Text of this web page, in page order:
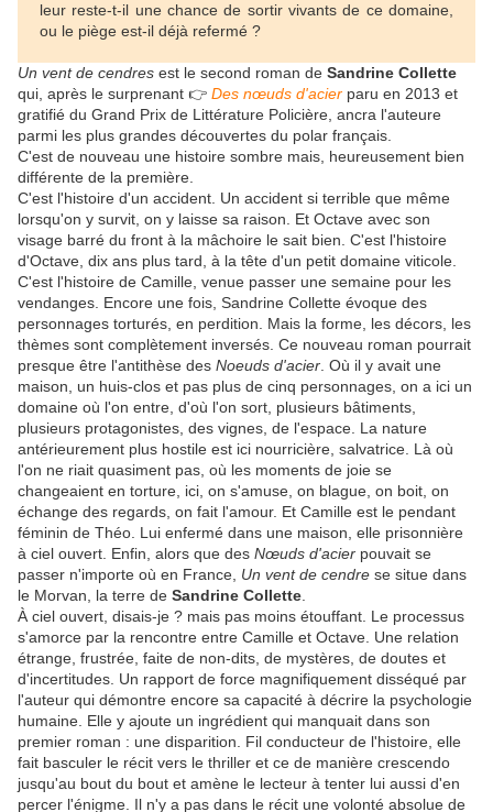
leur reste-t-il une chance de sortir vivants de ce domaine,
ou le piège est-il déjà refermé ?
Un vent de cendres est le second roman de Sandrine Collette
qui, après le surprenant 👉 Des nœuds d'acier paru en 2013 et
gratifié du Grand Prix de Littérature Policière, ancra l'auteure
parmi les plus grandes découvertes du polar français.
C'est de nouveau une histoire sombre mais, heureusement bien
différente de la première.
C'est l'histoire d'un accident. Un accident si terrible que même
lorsqu'on y survit, on y laisse sa raison. Et Octave avec son
visage barré du front à la mâchoire le sait bien. C'est l'histoire
d'Octave, dix ans plus tard, à la tête d'un petit domaine viticole.
C'est l'histoire de Camille, venue passer une semaine pour les
vendanges. Encore une fois, Sandrine Collette évoque des
personnages torturés, en perdition. Mais la forme, les décors, les
thèmes sont complètement inversés. Ce nouveau roman pourrait
presque être l'antithèse des Noeuds d'acier . Où il y avait une
maison, un huis-clos et pas plus de cinq personnages, on a ici un
domaine où l'on entre, d'où l'on sort, plusieurs bâtiments,
plusieurs protagonistes, des vignes, de l'espace. La nature
antérieurement plus hostile est ici nourricière, salvatrice. Là où
l'on ne riait quasiment pas, où les moments de joie se
changeaient en torture, ici, on s'amuse, on blague, on boit, on
échange des regards, on fait l'amour. Et Camille est le pendant
féminin de Théo. Lui enfermé dans une maison, elle prisonnière
à ciel ouvert. Enfin, alors que des Nœuds d'acier pouvait se
passer n'importe où en France, Un vent de cendre se situe dans
le Morvan, la terre de Sandrine Collette
À ciel ouvert, disais-je ? mais pas moins étouffant. Le processus
s'amorce par la rencontre entre Camille et Octave. Une relation
étrange, frustrée, faite de non-dits, de mystères, de doutes et
d'incertitudes. Un rapport de force magnifiquement disséqué par
l'auteur qui démontre encore sa capacité à décrire la psychologie
humaine. Elle y ajoute un ingrédient qui manquait dans son
premier roman : une disparition. Fil conducteur de l'histoire, elle
fait basculer le récit vers le thriller et ce de manière crescendo
jusqu'au bout du bout et amène le lecteur à tenter lui aussi d'en
percer l'énigme. Il n'y a pas dans le récit une volonté absolue de